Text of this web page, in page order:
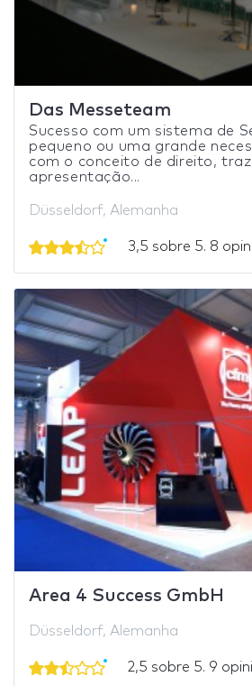
Das Messeteam
Sucesso com um sistema de
pequeno ou uma grande
com o conceito de direito,
apresentação...
Düsseldorf, Alemanha
3,5 sobre 5. 8
Area 4 Success GmbH
Düsseldorf, Alemanha
2,5 sobre 5. 9